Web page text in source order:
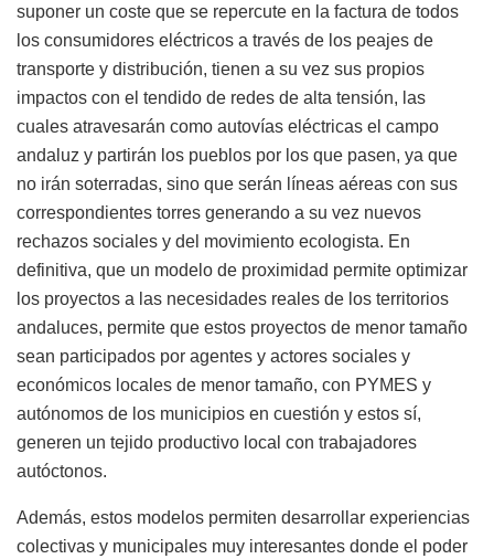
suponer un coste que se repercute en la factura de todos
los consumidores eléctricos a través de los peajes de
transporte y distribución, tienen a su vez sus propios
impactos con el tendido de redes de alta tensión, las
cuales atravesarán como autovías eléctricas el campo
andaluz y partirán los pueblos por los que pasen, ya que
no irán soterradas, sino que serán líneas aéreas con sus
correspondientes torres generando a su vez nuevos
rechazos sociales y del movimiento ecologista. En
definitiva, que un modelo de proximidad permite optimizar
los proyectos a las necesidades reales de los territorios
andaluces, permite que estos proyectos de menor tamaño
sean participados por agentes y actores sociales y
económicos locales de menor tamaño, con PYMES y
autónomos de los municipios en cuestión y estos sí,
generen un tejido productivo local con trabajadores
autóctonos.
Además, estos modelos permiten desarrollar experiencias
colectivas y municipales muy interesantes donde el poder